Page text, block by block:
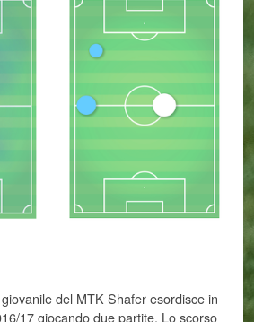
del MTK Shafer esordisce in
17 giocando due partite. Lo scorso